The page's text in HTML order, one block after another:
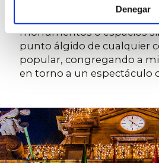
Denegar
momentos extraordinarios.
inmersivas de luz y sonido
monumentos o espacios
punto álgido de cualquier
popular, congregando a
en torno a un espectáculo